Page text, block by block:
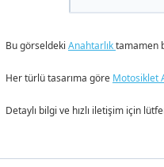
Bu görseldeki Anahtarlıktamamen
Her türlü tasarıma göre Motosiklet
Detaylı bilgi ve hızlı iletişim için